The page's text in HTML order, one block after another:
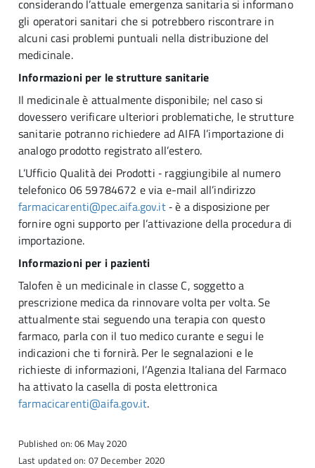
considerando l’attuale emergenza sanitaria si informano
gli operatori sanitari che si potrebbero riscontrare in
alcuni casi problemi puntuali nella distribuzione del
medicinale.
Informazioni per le strutture sanitarie
Il medicinale è attualmente disponibile; nel caso si
dovessero verificare ulteriori problematiche, le strutture
sanitarie potranno richiedere ad AIFA l’importazione di
analogo prodotto registrato all’estero.
L’Ufficio Qualità dei Prodotti ‑ raggiungibile al numero
telefonico 06 59784672 e via e-mail all’indirizzo
farmacicarenti@pec.aifa.gov.it‑ è a disposizione per
fornire ogni supporto per l’attivazione della procedura di
importazione.
Informazioni per i pazienti
Talofen è un medicinale in classe C, soggetto a
prescrizione medica da rinnovare volta per volta. Se
attualmente stai seguendo una terapia con questo
farmaco, parla con il tuo medico curante e segui le
indicazioni che ti fornirà. Per le segnalazioni e le
richieste di informazioni, l’Agenzia Italiana del Farmaco
ha attivato la casella di posta elettronica
farmacicarenti@aifa.gov.it.
Published on: 06 May 2020
Last updated on: 07 December 2020